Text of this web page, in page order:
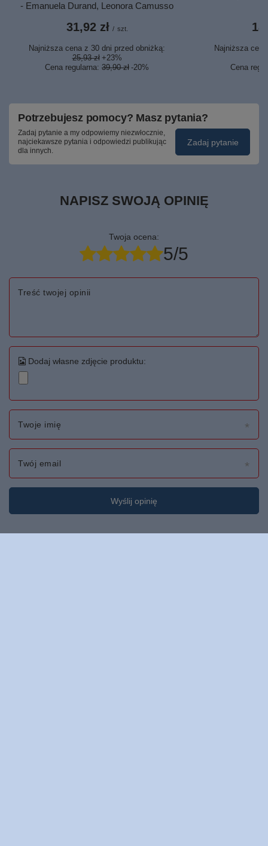
- Emanuela Durand, Leonora Camusso
31,92 zł / szt.
Najniższa cena z 30 dni przed obniżką:
25,93 zł +23%
Cena regularna: 39,90 zł -20%
Najniższa
Cena
Potrzebujesz pomocy? Masz pytania?
Zadaj pytanie a my odpowiemy niezwłocznie,
najciekawsze pytania i odpowiedzi publikując
dla innych.
Zadaj pytanie
NAPISZ SWOJĄ OPINIĘ
Twoja ocena:
5/5
Treść twojej opinii
Dodaj własne zdjęcie produktu:
Twoje imię
Twój email
Wyślij opinię